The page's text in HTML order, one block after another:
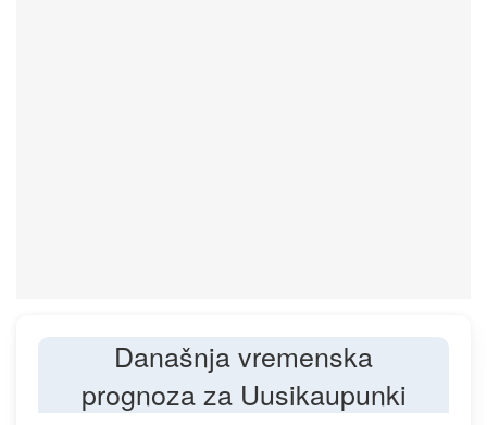
Današnja vremenska
prognoza za Uusikaupunki